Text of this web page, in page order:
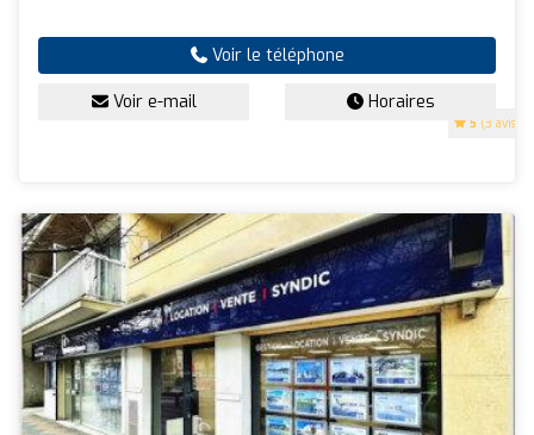
5 (3 avis)
Voir le téléphone
Voir e-mail Horaires